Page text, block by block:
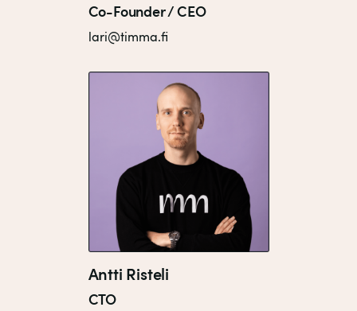
Co-Founder / CEO
lari@timma.fi
Antti Risteli
CTO